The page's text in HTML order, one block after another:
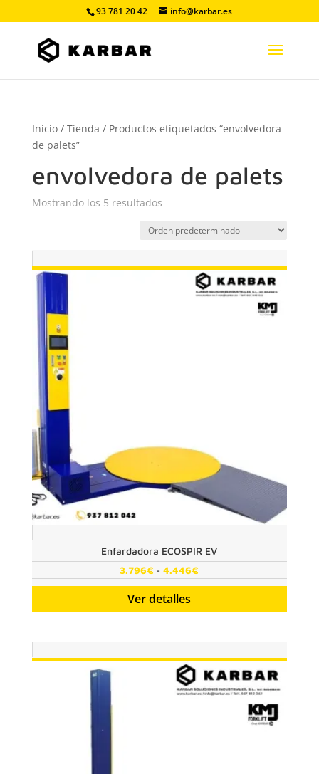
93 781 20 42 info@karbar.es
Inicio/ Tienda / Productos etiquetados “envolvedora
de palets”
envolvedora de palets
Mostrando los 5 resultados
Enfardadora ECOSPIR EV
3.796€ - 4.446€
de
4.446€
Ver detalles